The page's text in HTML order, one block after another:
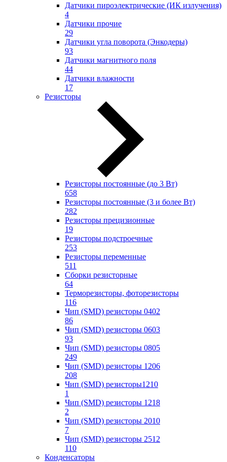
Датчики пироэлектрические (ИК излучения)
4
Датчики прочие
29
Датчики угла поворота (Энкодеры)
93
Датчики магнитного поля
44
Датчики влажности
17
Резисторы
Резисторы постоянные (до 3 Вт)
658
Резисторы постоянные (3 и более Вт)
282
Резисторы прецизионные
19
Резисторы подстроечные
253
Резисторы переменные
511
Сборки резисторные
64
Терморезисторы, фоторезисторы
116
Чип (SMD) резисторы 0402
86
Чип (SMD) резисторы 0603
93
Чип (SMD) резисторы 0805
249
Чип (SMD) резисторы 1206
208
Чип (SMD) резисторы1210
1
Чип (SMD) резисторы 1218
2
Чип (SMD) резисторы 2010
7
Чип (SMD) резисторы 2512
110
Конденсаторы